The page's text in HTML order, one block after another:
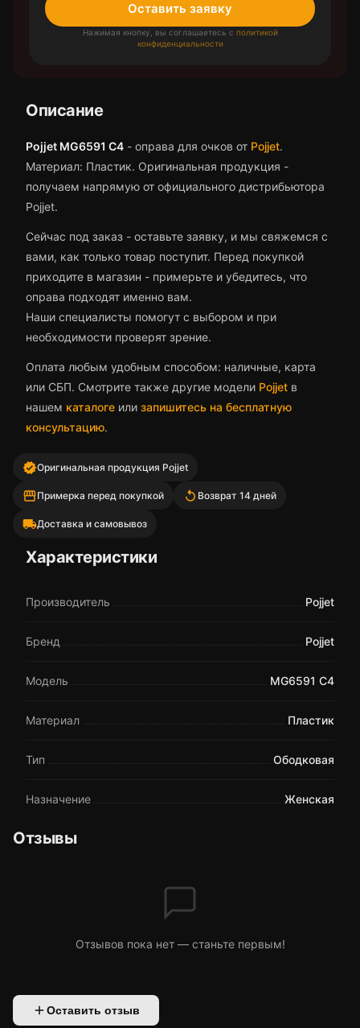
Оставить заявку
Нажимая кнопку, вы соглашаетесь с политикой
конфиденциальности
Описание
Pojjet MG6591 C4 - оправа для очков от Pojjet.
Материал: Пластик. Оригинальная продукция -
получаем напрямую от официального дистрибьютора
Pojjet.
Сейчас под заказ - оставьте заявку, и мы свяжемся с
вами, как только товар поступит. Перед покупкой
приходите в магазин - примерьте и убедитесь, что
оправа подходят именно вам.
Наши специалисты помогут с выбором и при
необходимости проверят зрение.
Оплата любым удобным способом: наличные, карта
или СБП. Смотрите также другие модели Pojjet в
нашем каталоге или запишитесь на бесплатную
консультацию.
verifiedОригинальная продукция Pojjet
storefrontПримерка перед покупкой replay Возврат 14 дней
local_shippingДоставка и самовывоз
Характеристики
Производитель Pojjet
Бренд Pojjet
Модель MG6591 C4
Материал Пластик
Тип Ободковая
Назначение Женская
Отзывы
Отзывов пока нет — станьте первым!
Оставить отзыв